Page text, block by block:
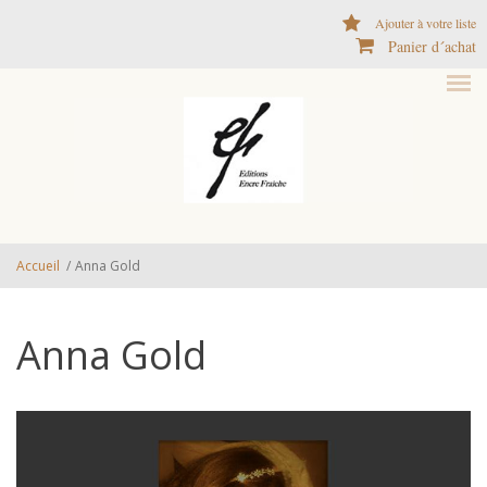
Ajouter à votre liste
Panier d´achat
Accueil / Anna Gold
Anna Gold